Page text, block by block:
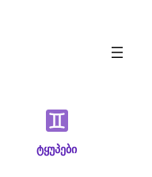
ტყუპები